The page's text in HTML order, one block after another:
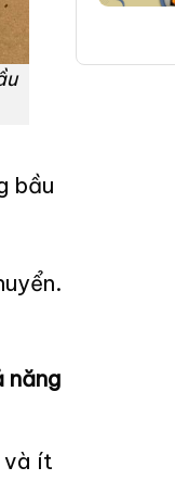
bầu
năng
và ít